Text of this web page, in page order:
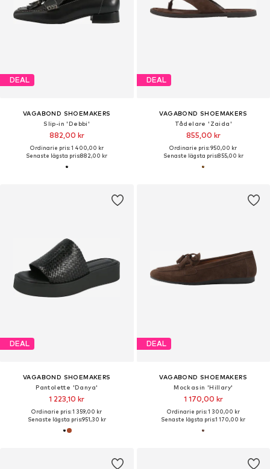
DEAL
VAGABOND SHOEMAKERS
Slip-in 'Debbi'
882,00 kr
Ordinarie pris: 1 400,00 kr
Senaste lägsta pris:882,00 kr
DEAL
VAGABOND SHOEMAKERS
Tådelare 'Zaida'
855,00 kr
Ordinarie pris: 950,00 kr
Senaste lägsta pris:855,00 kr
DEAL
VAGABOND SHOEMAKERS
Pantolette 'Danya'
1 223,10 kr
Ordinarie pris: 1 359,00 kr
Senaste lägsta pris:951,30 kr
DEAL
VAGABOND SHOEMAKERS
Mockasin 'Hillary'
1 170,00 kr
Ordinarie pris: 1 300,00 kr
Senaste lägsta pris:1 170,00 kr